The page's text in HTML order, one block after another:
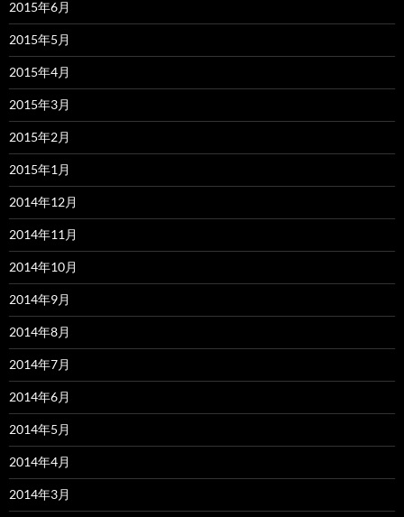
2015年6月
2015年5月
2015年4月
2015年3月
2015年2月
2015年1月
2014年12月
2014年11月
2014年10月
2014年9月
2014年8月
2014年7月
2014年6月
2014年5月
2014年4月
2014年3月